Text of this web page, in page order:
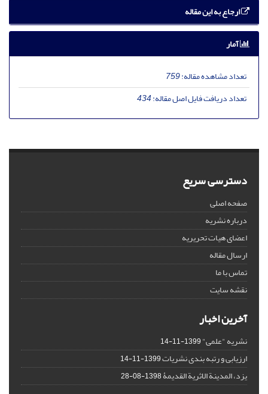
ارجاع به این مقاله
آمار
تعداد مشاهده مقاله:759
تعداد دریافت فایل اصل مقاله:434
دسترسی سریع
صفحه اصلی
درباره نشریه
اعضای هیات تحریریه
ارسال مقاله
تماس با ما
نقشه سایت
آخرین اخبار
نشریه "علمی"1399-11-14
ارزیابی و رتبه بندی نشریات1399-11-14
یزد، المدینة الاثریة القدیمۀ1398-08-28